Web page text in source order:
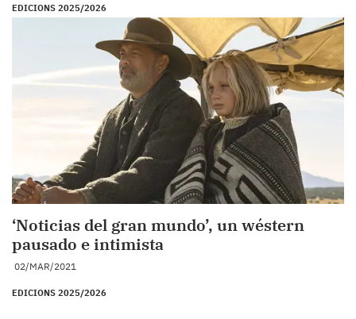
EDICIONS 2025/2026
‘Noticias del gran mundo’, un wéstern
pausado e intimista
02/MAR/2021
EDICIONS 2025/2026